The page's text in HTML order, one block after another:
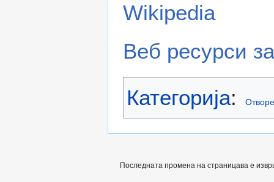
Wikipedia
Веб ресурси
Категорија:
Последната промена на страницава е